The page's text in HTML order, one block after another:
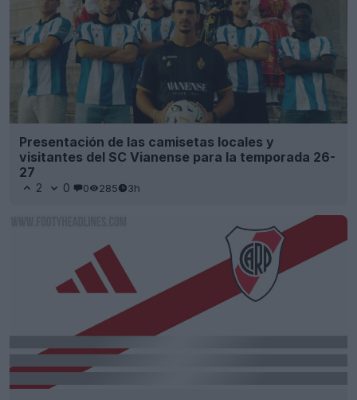
Presentación de las camisetas locales y
visitantes del SC Vianense para la temporada 26-
27
2 0 0 285 3h